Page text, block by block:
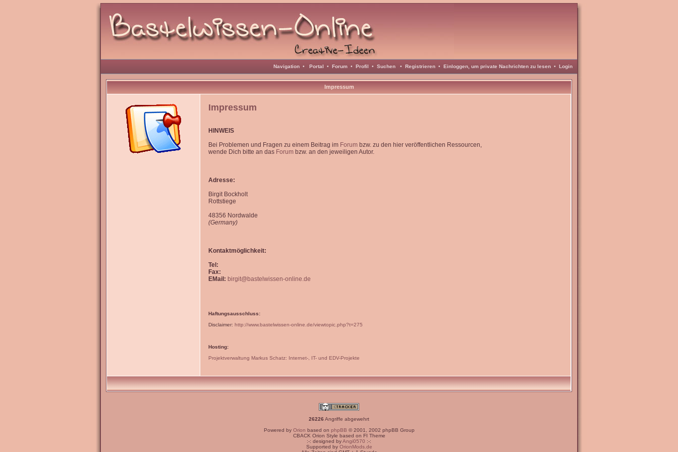
Navigation • Portal • Forum • Profil • Suchen • Registrieren • Einloggen, um private Nachrichten zu lesen • Login
Impressum
Impressum
HINWEIS
Bei Problemen und Fragen zu einem Beitrag im Forum bzw. zu den hier veröffentlichen Ressourcen,
wende Dich bitte an das Forum bzw. an den jeweiligen Autor.
Adresse:
Birgit Bockholt
Rottstiege
48356 Nordwalde
(Germany)
Kontaktmöglichkeit:
Tel:
Fax:
EMail: birgit@bastelwissen-online.de
Haftungsausschluss:
Disclaimer: http://www.bastelwissen-online.de/viewtopic.php?t=275
Hosting:
Projektverwaltung Markus Schatz: Internet-, IT- und EDV-Projekte
26226 Angriffe abgewehrt
Powered by Orion based on phpBB © 2001, 2002 phpBB Group
CBACK Orion Style based on FI Theme
:-: designed byAngi0570 :-:
Supported by OrionMods.de